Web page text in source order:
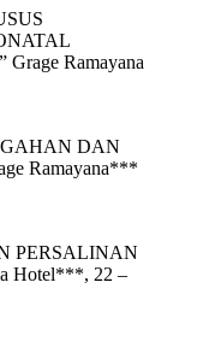
Ramayana
DAN
Ramayana***
PERSALINAN
Hotel***, 22 –